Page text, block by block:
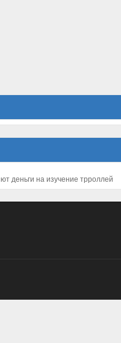
деньги на изучение трроллей